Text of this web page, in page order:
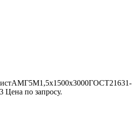
Цена по запросу.